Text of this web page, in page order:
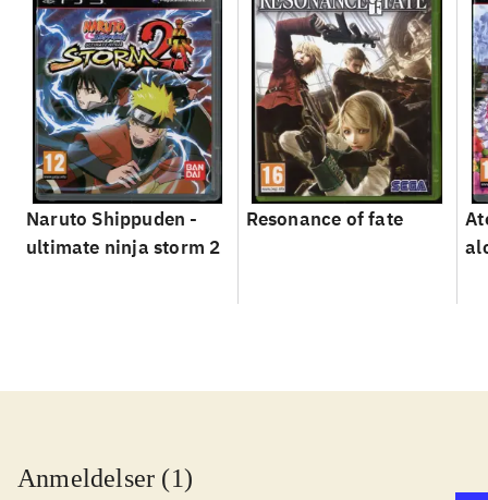
Naruto Shippuden -
ultimate ninja storm 2
Resonance of fate
Anmeldelser (1)